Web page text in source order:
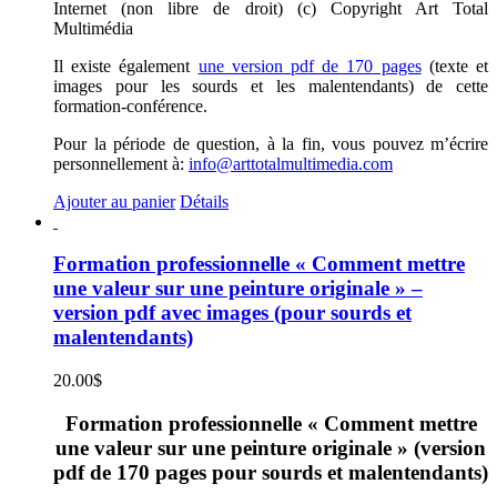
Internet (non libre de droit) (c) Copyright Art Total
Multimédia
Il existe également une version pdf de 170 pages(texte et
images pour les sourds et les malentendants) de cette
formation-conférence.
Pour la période de question, à la fin, vous pouvez m’écrire
personnellement à: info@arttotalmultimedia.com
Ajouter au panier Détails
Formation professionnelle « Comment mettre
une valeur sur une peinture originale » –
version pdf avec images (pour sourds et
malentendants)
20.00$
Formation professionnelle « Comment mettre
une valeur sur une peinture originale » (version
pdf de 170 pages pour sourds et malentendants)